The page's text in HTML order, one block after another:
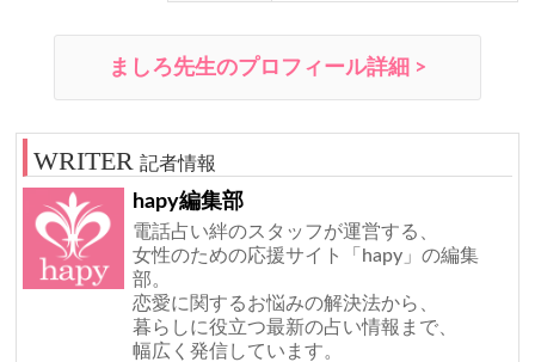
ましろ先生のプロフィール詳細 >
記者情報
hapy編集部
電話占い絆のスタッフが運営する、
女性のための応援サイト「hapy」の編集
部。
恋愛に関するお悩みの解決法から、
暮らしに役立つ最新の占い情報まで、
幅広く発信しています。